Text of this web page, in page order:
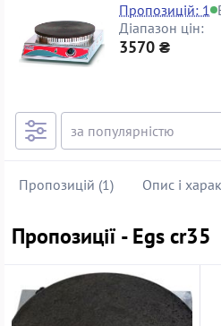
Пропозицій: 1
Діапазон цін:
3570 ₴
Пропозицій (1) Опис і
Пропозиції - Egs cr35